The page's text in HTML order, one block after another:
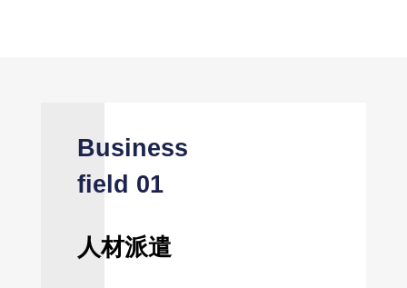
人材派遣